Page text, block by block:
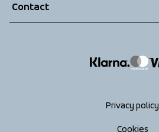
Returns
Contact
Privacy policy
Cookies